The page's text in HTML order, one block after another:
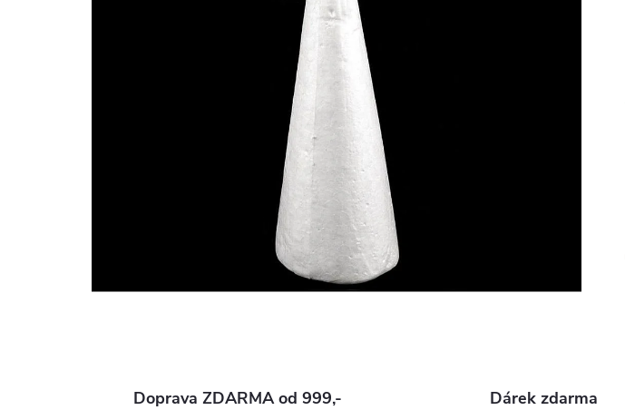
Doprava ZDARMA od 999,- Dárek zdarma